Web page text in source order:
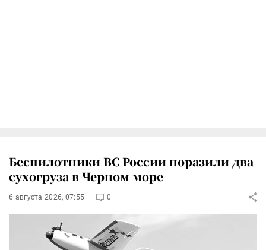
Беспилотники ВС России поразили два
сухогруза в Черном море
6 августа 2026, 07:55 0